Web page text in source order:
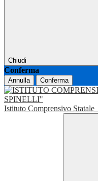
Chiudi
Conferma
Annulla Conferma
Istituto Comprensivo Statale